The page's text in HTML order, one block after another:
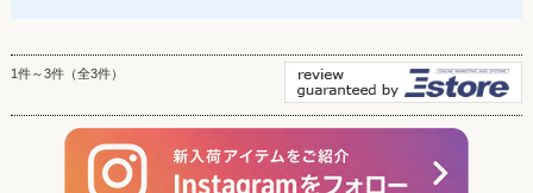
1件～3件（全3件）